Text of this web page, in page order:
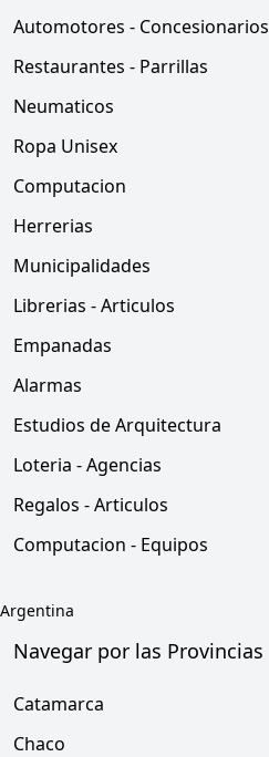
Automotores - Concesionarios
Restaurantes - Parrillas
Neumaticos
Ropa Unisex
Computacion
Herrerias
Municipalidades
Librerias - Articulos
Empanadas
Alarmas
Estudios de Arquitectura
Loteria - Agencias
Regalos - Articulos
Computacion - Equipos
Argentina
Navegar por las Provincias
Catamarca
Chaco